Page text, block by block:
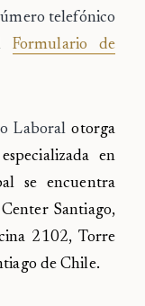
telefónico
Formulario de
Laboral otorga
en
se encuentra
Santiago,
2102, Torre
de Chile.